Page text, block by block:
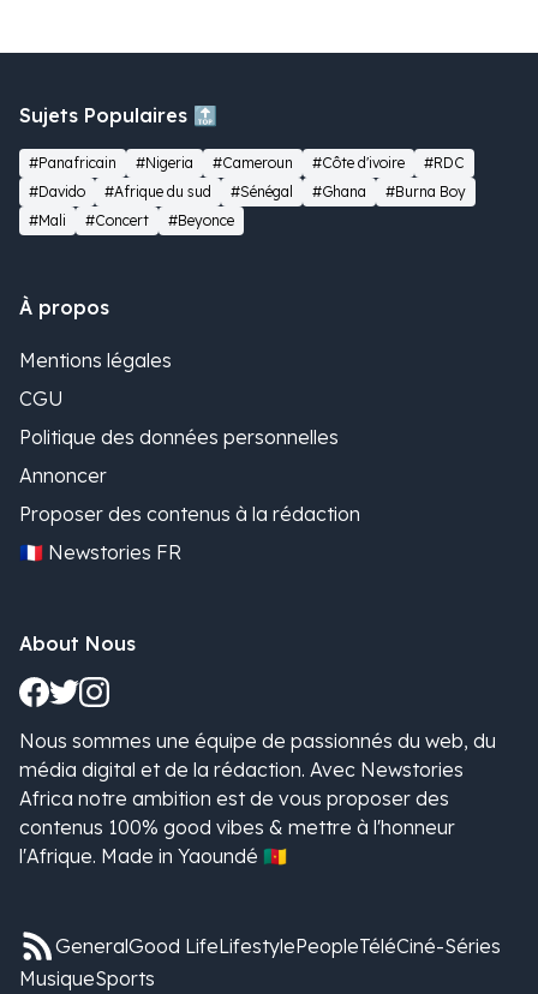
Sujets Populaires 🔝
#Panafricain #Nigeria #Cameroun #Côte d'ivoire
#RDC
#Davido
#Afrique du sud #Sénégal #Ghana
#Burna Boy
#Mali
#Concert #Beyonce
À propos
Mentions légales
CGU
Politique des données personnelles
Annoncer
Proposer des contenus à la rédaction
🇫🇷 Newstories FR
About Nous
Nous sommes une équipe de passionnés du web, du
média digital et de la rédaction. Avec Newstories
Africa notre ambition est de vous proposer des
contenus 100% good vibes & mettre à l'honneur
l'Afrique. Made in Yaoundé 🇨🇲
GeneralGood LifeLifestylePeopleTéléCiné-Séries
MusiqueSports